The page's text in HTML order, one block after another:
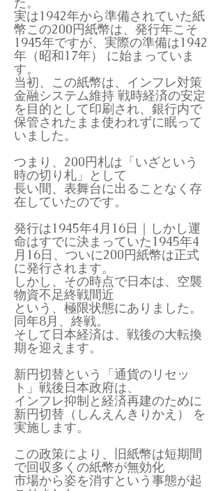
実は1942年から準備されていた紙
幣この200円紙幣は、発行年こそ
1945年ですが、実際の準備は1942
年（昭和17年） に始まっていま
す。
当初、この紙幣は、インフレ対策
金融システム維持 戦時経済の安定
を目的として印刷され、銀行内で
保管されたまま使われずに眠って
いました。
つまり、200円札は「いざという
時の切り札」として
長い間、表舞台に出ることなく存
在していたのです。
発行は1945年4月16日｜しかし運
命はすでに決まっていた1945年4
月16日、ついに200円紙幣は正式
に発行されます。
しかし、その時点で日本は、空襲
物資不足終戦間近
という、極限状態にありました。
同年8月、終戦。
そして日本経済は、戦後の大転換
期を迎えます。
新円切替という「通貨のリセッ
ト」戦後日本政府は、
インフレ抑制と経済再建のために
新円切替（しんえんきりかえ） を
実施します。
この政策により、旧紙幣は短期間
で回収多くの紙幣が無効化
市場から姿を消すという事態が起